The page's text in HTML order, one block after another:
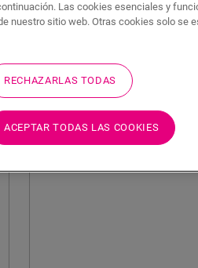
Las cookies esenciales y
nuestro sitio web. Otras cookies solo se
RECHAZARLAS TODAS
ACEPTAR TODAS LAS COOKIES